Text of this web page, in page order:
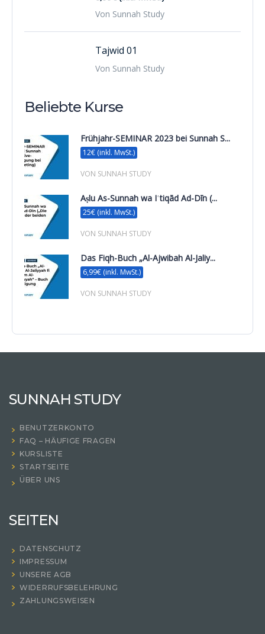
Von Sunnah Study
Tajwid 01
Von Sunnah Study
Beliebte Kurse
Frühjahr-SEMINAR 2023 bei Sunnah S...
12€ (inkl. MwSt.)
VON SUNNAH STUDY
Aṣlu As-Sunnah wa Iʿtiqād Ad-Dīn (...
25€ (inkl. MwSt.)
VON SUNNAH STUDY
Das Fiqh-Buch „Al-Ajwibah Al-Jaliy...
6,99€ (inkl. MwSt.)
VON SUNNAH STUDY
SUNNAH STUDY
BENUTZERKONTO
FAQ – HÄUFIGE FRAGEN
KURSLISTE
STARTSEITE
ÜBER UNS
SEITEN
DATENSCHUTZ
IMPRESSUM
UNSERE AGB
WIDERRUFSBELEHRUNG
ZAHLUNGSWEISEN